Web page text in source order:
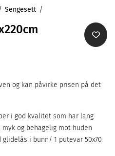
Sengesett
og kan påvirke prisen på det
i god kvalitet som har lang
og behagelig mot huden
glidelås i bunn/ 1 putevar 50x70